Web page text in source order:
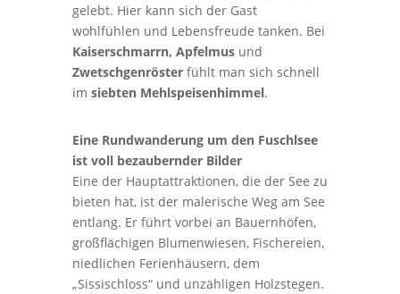
gelebt. Hier kann sich der Gast
wohlfühlen und Lebensfreude tanken. Bei
Kaiserschmarrn, Apfelmusund
Zwetschgenrösterfühlt man sich schnell
im siebten Mehlspeisenhimmel.
Eine Rundwanderung um den Fuschlsee
ist voll bezaubernder Bilder
Eine der Hauptattraktionen, die der See zu
bieten hat, ist der malerische Weg am See
entlang. Er führt vorbei an Bauernhöfen,
großflächigen Blumenwiesen, Fischereien,
niedlichen Ferienhäusern, dem
„Sissischloss“ und unzähligen Holzstegen.